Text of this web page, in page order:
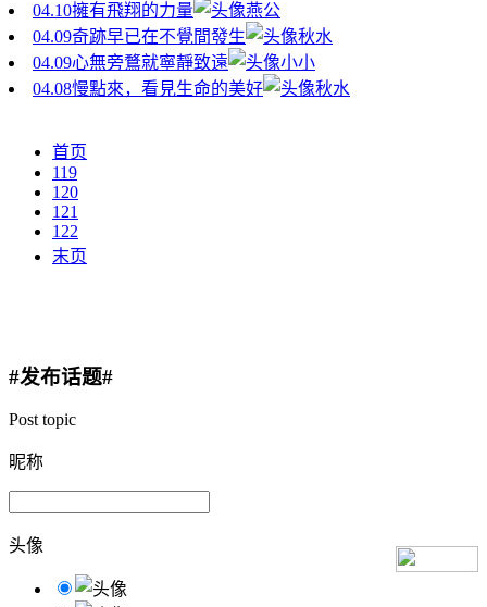
04.10擁有飛翔的力量
燕公
04.09奇跡早已在不覺間發生
秋水
04.09心無旁鶩就寧靜致遠
小小
04.08慢點來，看見生命的美好 秋水
首页
119
120
121
122
末页
#发布话题#
Post topic
昵称
头像